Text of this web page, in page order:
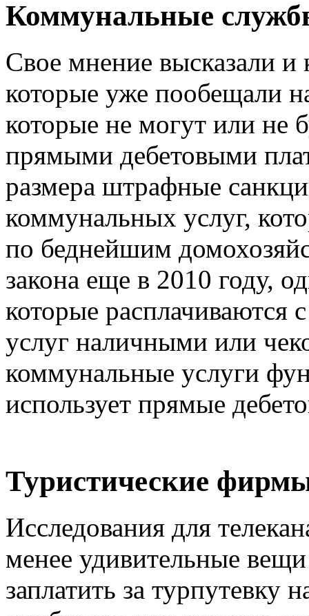
Коммунальные
Свое мнение высказали
которые уже пообещали
которые не могут или не
прямыми дебетовыми
размера штрафные
коммунальных услуг,
по беднейшим
закона еще в 2010 году,
которые
услуг наличными или
коммунальные услуги
использует прямые
Туристические
Исследования для
менее удивительные
заплатить за